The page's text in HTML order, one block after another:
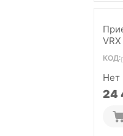
VRX
КОД:
Нет
24